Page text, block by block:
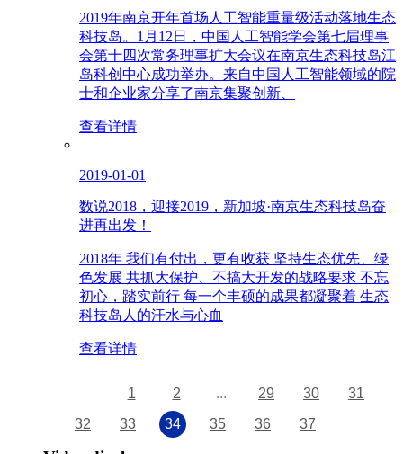
2019年南京开年首场人工智能重量级活动落地生态
科技岛。1月12日，中国人工智能学会第七届理事
会第十四次常务理事扩大会议在南京生态科技岛江
岛科创中心成功举办。来自中国人工智能领域的院
士和企业家分享了南京集聚创新、
查看详情
2019-01-01
数说2018，迎接2019，新加坡·南京生态科技岛奋
进再出发！
2018年 我们有付出，更有收获 坚持生态优先、绿
色发展 共抓大保护、不搞大开发的战略要求 不忘
初心，踏实前行 每一个丰硕的成果都凝聚着 生态
科技岛人的汗水与心血
查看详情
1 2 ... 29 30
31
32
33 34 35 36 37